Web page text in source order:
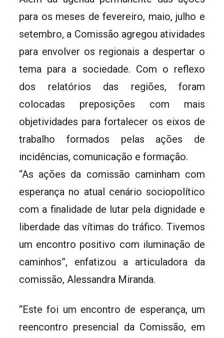
para os meses de fevereiro, maio, julho e
setembro, a Comissão agregou atividades
para envolver os regionais a despertar o
tema para a sociedade. Com o reflexo
dos relatórios das regiões, foram
colocadas preposições com mais
objetividades para fortalecer os eixos de
trabalho formados pelas ações de
incidências, comunicação e formação.
“As ações da comissão caminham com
esperança no atual cenário sociopolítico
com a finalidade de lutar pela dignidade e
liberdade das vítimas do tráfico. Tivemos
um encontro positivo com iluminação de
caminhos”, enfatizou a articuladora da
comissão, Alessandra Miranda.
“Este foi um encontro de esperança, um
reencontro presencial da Comissão, em